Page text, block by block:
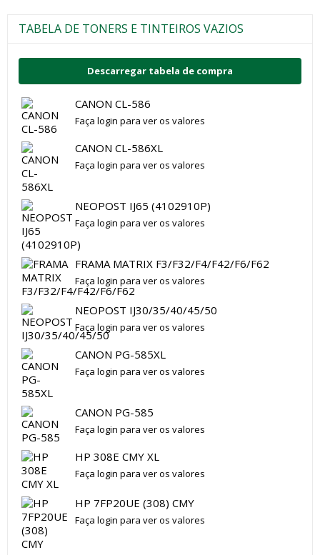
TABELA DE TONERS E TINTEIROS VAZIOS
Descarregar tabela de compra
CANON CL-586
Faça login para ver os valores
CANON CL-586XL
Faça login para ver os valores
NEOPOST IJ65 (4102910P)
Faça login para ver os valores
FRAMA MATRIX F3/F32/F4/F42/F6/F62
Faça login para ver os valores
NEOPOST IJ30/35/40/45/50
Faça login para ver os valores
CANON PG-585XL
Faça login para ver os valores
CANON PG-585
Faça login para ver os valores
HP 308E CMY XL
Faça login para ver os valores
HP 7FP20UE (308) CMY
Faça login para ver os valores